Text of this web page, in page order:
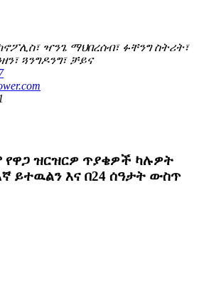
ዣንጌ ማህበረሰብ፣ ፉቸንግ ስትሪት፣
ጓንግዶንግ፣ ቻይና
ዝርዝርዎ ጥያቄዎች ካሉዎት
ይተዉልን እና በ24 ሰዓታት ውስጥ